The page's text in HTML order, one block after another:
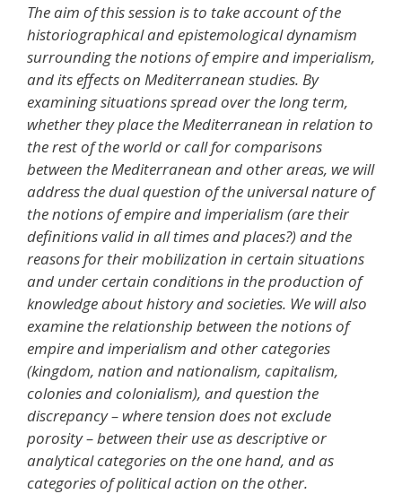
The aim of this session is to take account of the
historiographical and epistemological dynamism
surrounding the notions of empire and imperialism,
and its effects on Mediterranean studies. By
examining situations spread over the long term,
whether they place the Mediterranean in relation to
the rest of the world or call for comparisons
between the Mediterranean and other areas, we will
address the dual question of the universal nature of
the notions of empire and imperialism (are their
definitions valid in all times and places?) and the
reasons for their mobilization in certain situations
and under certain conditions in the production of
knowledge about history and societies. We will also
examine the relationship between the notions of
empire and imperialism and other categories
(kingdom, nation and nationalism, capitalism,
colonies and colonialism), and question the
discrepancy – where tension does not exclude
porosity – between their use as descriptive or
analytical categories on the one hand, and as
categories of political action on the other.